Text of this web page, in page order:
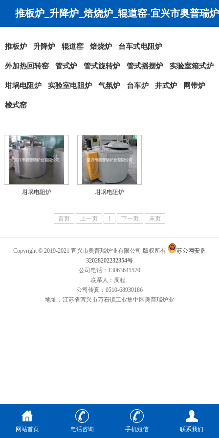
推板炉_升降炉_焙烧炉_辊道窑-宜兴市奥普瑞炉
业有限公司
推板炉 升降炉 辊道窑 焙烧炉 台车式电阻炉
外加热回转窑 管式炉 管式旋转炉 管式摇摆炉 实验室箱式炉
坩埚电阻炉 实验室电阻炉 气氛炉 台车炉 井式炉 网带炉
梭式窑
坩埚电阻炉 坩埚电阻炉
首页 上一页 1 下一页 末页
Copyright © 2019-2021 宜兴市奥普瑞炉业有限公司 版权所有
苏公网安备
32028202232354号
公司电话：13063641570
联系人：周程
公司传真：0510-68930186
地址：江苏省宜兴市万石镇工业集中区奥普瑞炉业
网站首页 电话咨询 手机短信 联系我们